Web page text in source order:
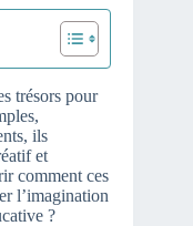
trésors pour
ils
et
comment ces
l’imagination
?